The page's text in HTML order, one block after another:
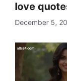
love
December 5,